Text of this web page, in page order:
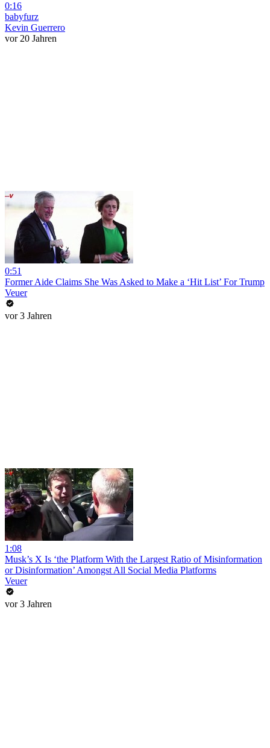
0:16
babyfurz
Kevin Guerrero
vor 20 Jahren
0:51
Former Aide Claims She Was Asked to Make a ‘Hit List’ For Trump
Veuer
vor 3 Jahren
1:08
Musk’s X Is ‘the Platform With the Largest Ratio of Misinformation
or Disinformation’ Amongst All Social Media Platforms
Veuer
vor 3 Jahren